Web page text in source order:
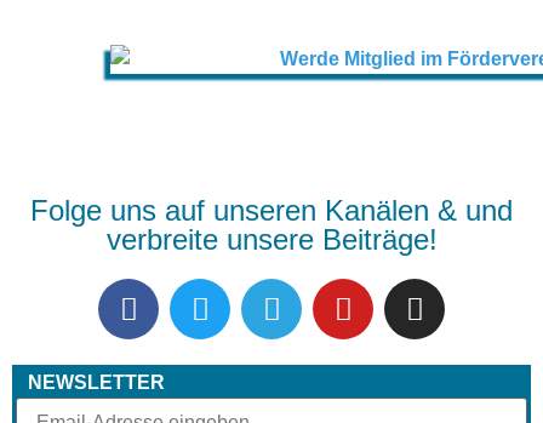
Folge uns auf unseren Kanälen & und
verbreite unsere Beiträge!
NEWSLETTER